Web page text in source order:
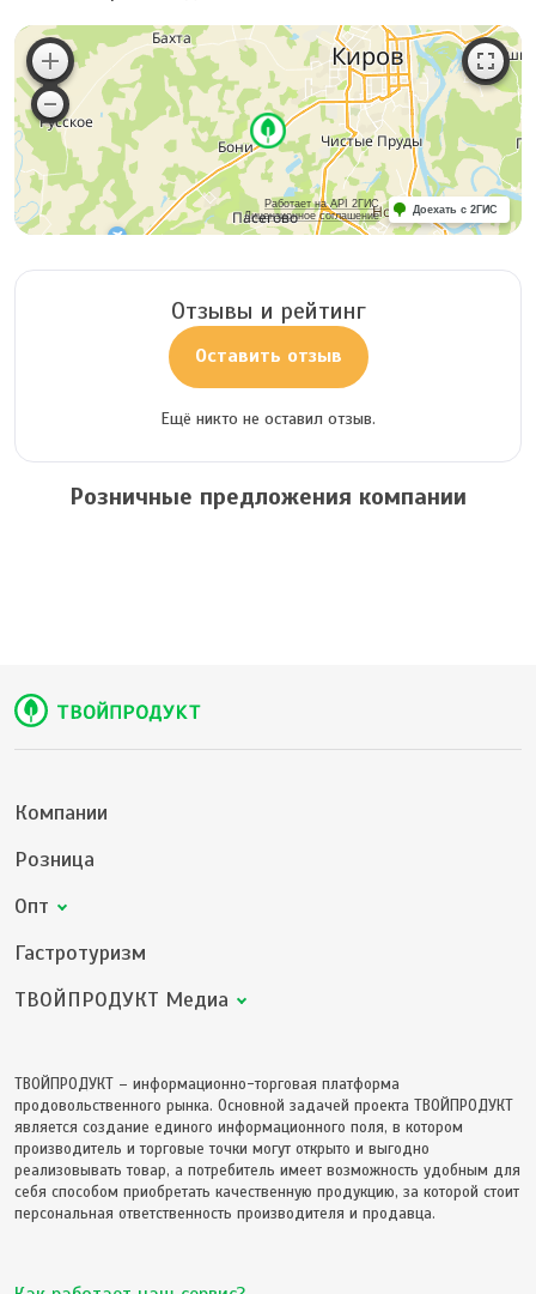
Работает на API 2ГИС
Лицензионное соглашение
Доехать с 2ГИС
Отзывы и рейтинг
Оставить отзыв
Ещё никто не оставил отзыв.
Розничные предложения компании
Компании
Розница
Опт
Гастротуризм
ТВОЙПРОДУКТ Медиа
ТВОЙПРОДУКТ – информационно-торговая платформа
продовольственного рынка. Основной задачей проекта ТВОЙПРОДУКТ
является создание единого информационного поля, в котором
производитель и торговые точки могут открыто и выгодно
реализовывать товар, а потребитель имеет возможность удобным для
себя способом приобретать качественную продукцию, за которой стоит
персональная ответственность производителя и продавца.